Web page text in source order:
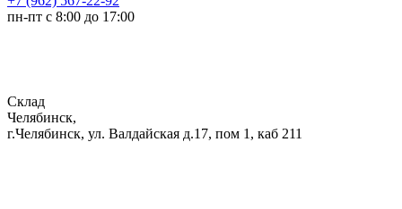
пн-пт с 8:00 до 17:00
Склад
Челябинск,
г.Челябинск, ул. Валдайская д.17, пом 1, каб 211